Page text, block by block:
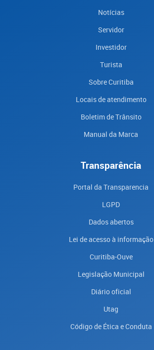
Notícias
Servidor
Investidor
Turista
Sobre Curitiba
Locais de atendimento
Boletim de Trânsito
Manual da Marca
Transparência
Portal da Transparencia
LGPD
Dados abertos
Lei de acesso à informação
Curitiba-Ouve
Legislação Municipal
Diário oficial
Utag
Código de Ética e Conduta